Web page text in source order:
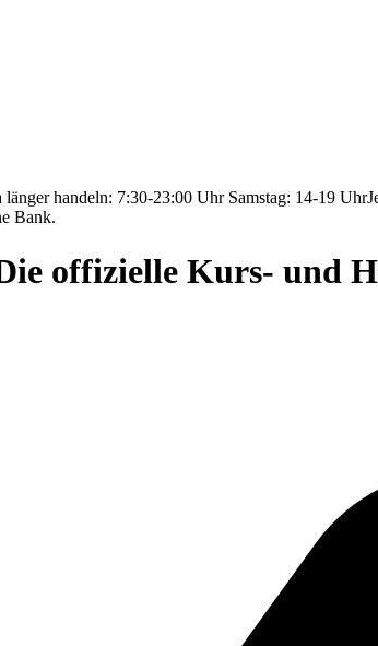
länger handeln: 7:30-23:00 Uhr Samstag: 14-19 Uhr
Bank.
offizielle Kurs- und